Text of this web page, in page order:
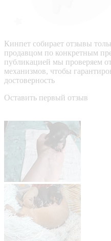
Кинпет собирает отзывы
продавцом по конкретным
публикацией мы проверяем
механизмов, чтобы
достоверность
Оставить первый отзыв